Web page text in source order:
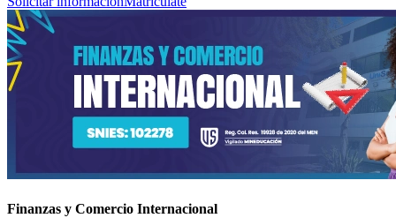
Finanzas y Comercio Internacional